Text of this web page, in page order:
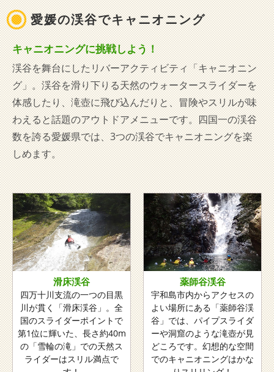
愛媛の渓谷でキャニオニング
キャニオニングに挑戦しよう！
渓谷を舞台にしたリバーアクティビティ「キャニオニン
グ」。渓谷を滑り下りる天然のウォータースライダーを
体感したり、滝壺に飛び込んだりと、冒険やスリルが味
わえると話題のアウトドアメニューです。四国一の渓谷
数を誇る愛媛県では、3つの渓谷でキャニオニングを楽
しめます。
滑床渓谷
四万十川支流の一つの目黒
川が貫く「滑床渓谷」。全
国のスライダーポイントで
第1位に輝いた、長さ約40m
の「雪輪の滝」での天然ス
ライダーはスリル満点で
薬師谷渓谷
宇和島市内からアクセスの
よい場所にある「薬師谷渓
谷」では、パイプスライダ
ーや洞窟のような滝壺が見
どころです。幻想的な空間
でのキャニオニングはかな